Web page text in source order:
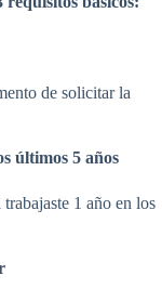
de solicitar la
últimos 5 años
1 año en los